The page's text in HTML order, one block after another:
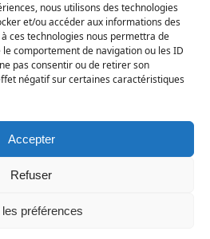
nous utilisons des technologies
et/ou accéder aux informations des
ces technologies nous permettra de
comportement de navigation ou les ID
pas consentir ou de retirer son
négatif sur certaines caractéristiques
Accepter
Refuser
les préférences